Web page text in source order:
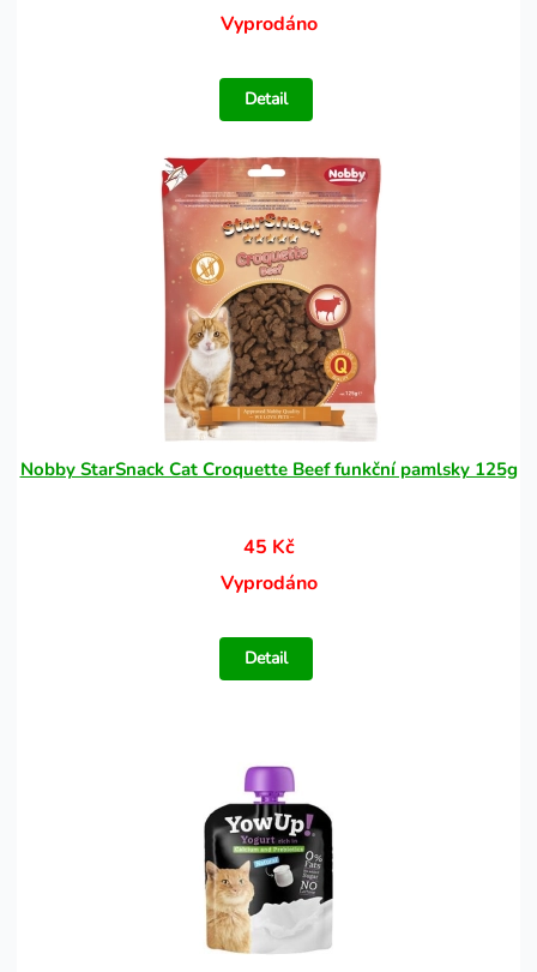
Vyprodáno
Detail
Nobby StarSnack Cat Croquette Beef funkční pamlsky 125g
45 Kč
Vyprodáno
Detail